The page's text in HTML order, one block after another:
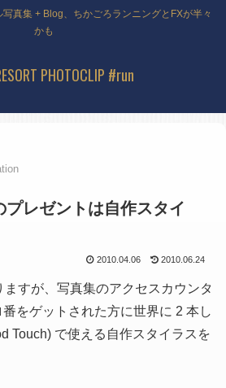
真集 + Blog、ちかごろランニングとFXが半々
かも
PHOTOCLIP #run
プレゼントは自作スタイ
2010.04.06 2010.06.24
ますが、写真集のアクセスカウンタ
をゲットされた方に世界に 2 本し
Touch) で使える自作スタイラスを